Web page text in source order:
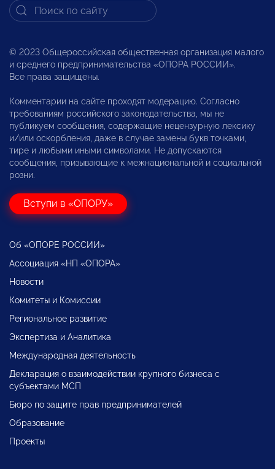
© 2023 Общероссийская общественная организация малого
и среднего предпринимательства «ОПОРА РОССИИ».
Все права защищены.
Комментарии на сайте проходят модерацию. Согласно
требованиям российского законодательства, мы не
публикуем сообщения, содержащие нецензурную лексику
и/или оскорбления, даже в случае замены букв точками,
тире и любыми иными символами. Не допускаются
сообщения, призывающие к межнациональной и социальной
розни.
Вступи в «ОПОРУ»
Об «ОПОРЕ РОССИИ»
Ассоциация «НП «ОПОРА»
Новости
Комитеты и Комиссии
Региональное развитие
Экспертиза и Аналитика
Международная деятельность
Декларация о взаимодействии крупного бизнеса с
субъектами МСП
Бюро по защите прав предпринимателей
Образование
Проекты